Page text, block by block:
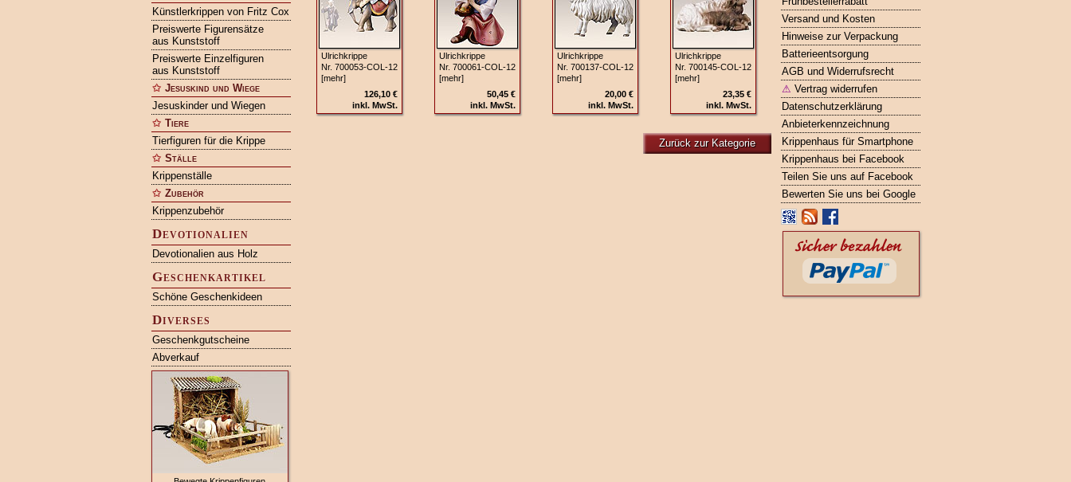
Künstlerkrippen von Fritz Cox
Preiswerte Figurensätze
aus Kunststoff
Preiswerte Einzelfiguren
aus Kunststoff
Jesuskind und Wiege
Jesuskinder und Wiegen
Tiere
Tierfiguren für die Krippe
Ställe
Krippenställe
Zubehör
Krippenzubehör
Devotionalien
Devotionalien aus Holz
Geschenkartikel
Schöne Geschenkideen
Diverses
Geschenkgutscheine
Abverkauf
Versand und Kosten
Hinweise zur Verpackung
Batterieentsorgung
AGB und Widerrufsrecht
⚠ Vertrag widerrufen
Datenschutzerklärung
Anbieterkennzeichnung
Krippenhaus für Smartphone
Krippenhaus bei Facebook
Teilen Sie uns auf Facebook
Bewerten Sie uns bei Google
Ulrichkrippe
Nr. 700053‑COL‑12
[mehr]
126,10 €
inkl. MwSt.
Ulrichkrippe
Nr. 700061‑COL‑12
[mehr]
50,45 €
inkl. MwSt.
Ulrichkrippe
Nr. 700137‑COL‑12
[mehr]
20,00 €
inkl. MwSt.
Ulrichkrippe
Nr. 700145‑COL‑12
[mehr]
23,35 €
inkl. MwSt.
Zurück zur Kategorie